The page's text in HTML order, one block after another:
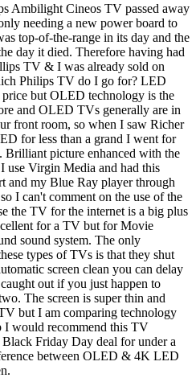
Ambilight Cineos TV passed away
needing a new power board to
top-of-the-range in its day and the
day it died. Therefore having had
TV & I was already sold on
Philips TV do I go for? LED
price but OLED technology is the
and OLED TVs generally are in
front room, so when I saw Richer
for less than a grand I went for
Brilliant picture enhanced with the
use Virgin Media and had this
and my Blue Ray player through
I can't comment on the use of the
the TV for the internet is a big plus
for a TV but for Movie
sound system. The only
types of TVs is that they shut
screen clean you can delay
out if you just happen to
The screen is super thin and
but I am comparing technology
I would recommend this TV
Friday Day deal for under a
between OLED & 4K LED